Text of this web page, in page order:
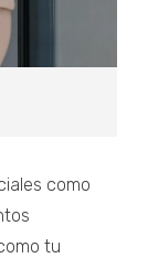
como
tu